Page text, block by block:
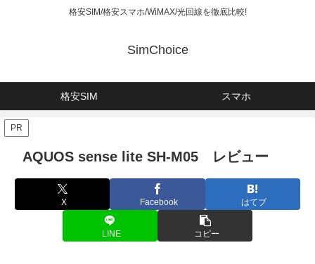
格安SIM/格安スマホ/WiMAX/光回線を徹底比較!
SimChoice
格安SIM スマホ
PR
AQUOS sense lite SH-M05 レビュー
X Facebook はてブ
LINE コピー